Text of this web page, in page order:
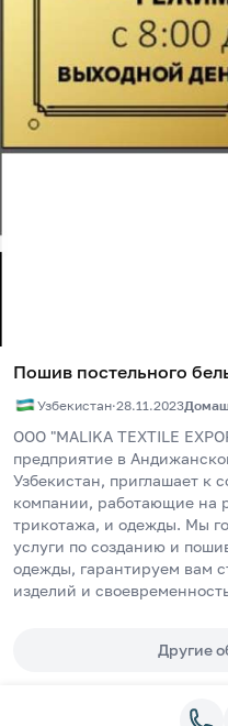
Пошив постельного
Узбекистан·28.11.2023
ООО "MALIKA TEXTILE
предприятие в
Узбекистан, приглашает к
компании, работающие на
трикотажа, и одежды. Мы
услуги по созданию и
одежды, гарантируем вам
изделий и
Другие